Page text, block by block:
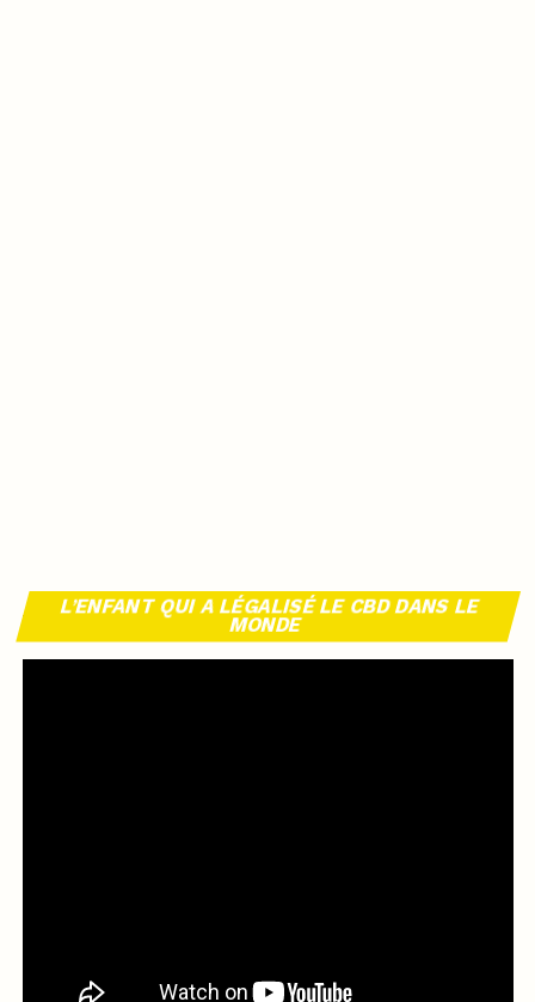
L’ENFANT QUI A LÉGALISÉ LE CBD DANS LE
MONDE